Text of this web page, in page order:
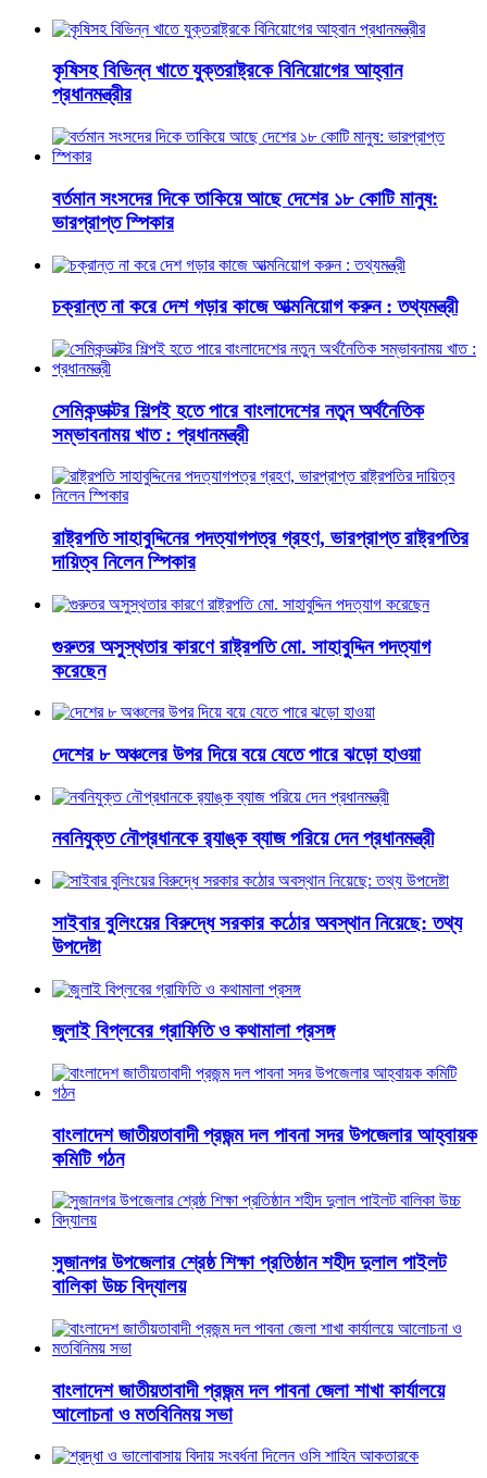
কৃষিসহ বিভিন্ন খাতে যুক্তরাষ্ট্রকে বিনিয়োগের আহ্বান
প্রধানমন্ত্রীর
বর্তমান সংসদের দিকে তাকিয়ে আছে দেশের ১৮ কোটি মানুষ:
ভারপ্রাপ্ত স্পিকার
চক্রান্ত না করে দেশ গড়ার কাজে আত্মনিয়োগ করুন : তথ্যমন্ত্রী
সেমিকন্ডাক্টর শিল্পই হতে পারে বাংলাদেশের নতুন অর্থনৈতিক
সম্ভাবনাময় খাত : প্রধানমন্ত্রী
রাষ্ট্রপতি সাহাবুদ্দিনের পদত্যাগপত্র গ্রহণ, ভারপ্রাপ্ত রাষ্ট্রপতির
দায়িত্ব নিলেন স্পিকার
গুরুতর অসুস্থতার কারণে রাষ্ট্রপতি মো. সাহাবুদ্দিন পদত্যাগ
করেছেন
দেশের ৮ অঞ্চলের উপর দিয়ে বয়ে যেতে পারে ঝড়ো হাওয়া
নবনিযুক্ত নৌপ্রধানকে র‌্যাঙ্ক ব্যাজ পরিয়ে দেন প্রধানমন্ত্রী
সাইবার বুলিংয়ের বিরুদ্ধে সরকার কঠোর অবস্থান নিয়েছে: তথ্য
উপদেষ্টা
জুলাই বিপ্লবের গ্রাফিতি ও কথামালা প্রসঙ্গ
বাংলাদেশ জাতীয়তাবাদী প্রজন্ম দল পাবনা সদর উপজেলার আহ্বায়ক
কমিটি গঠন
সুজানগর উপজেলার শ্রেষ্ঠ শিক্ষা প্রতিষ্ঠান শহীদ দুলাল পাইলট
বালিকা উচ্চ বিদ্যালয়
বাংলাদেশ জাতীয়তাবাদী প্রজন্ম দল পাবনা জেলা শাখা কার্যালয়ে
আলোচনা ও মতবিনিময় সভা